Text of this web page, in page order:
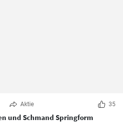
Aktie 35
und Schmand Springform